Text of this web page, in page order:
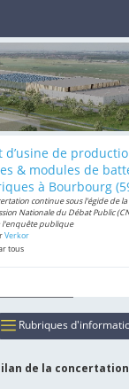
d’usine de
& modules de
à Bourbourg
continue sous l'égide de la
Nationale du Débat Public
l'enquête publique
Verkor
tous
Rubriques
de la